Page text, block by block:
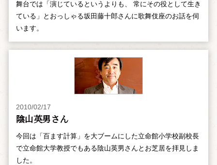
舞台では「演じているというよりも、 常にその役として生き
ている」とおっしゃる坂田藤十郎さんに歌舞伎座のお話を伺
います。
2010/02/17
陰山英男さん
今回は「百ます計算」を大ブームにした立命館小学校副校長
で立命館大学教授でもある陰山英男さんとお芝居を拝見しま
した。